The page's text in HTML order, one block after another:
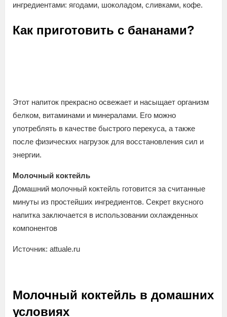
ингредиентами: ягодами, шоколадом, сливками, кофе.
Как приготовить с бананами?
Этот напиток прекрасно освежает и насыщает организм
белком, витаминами и минералами. Его можно
употреблять в качестве быстрого перекуса, а также
после физических нагрузок для восстановления сил и
энергии.
Молочный коктейль
Домашний молочный коктейль готовится за считанные
минуты из простейших ингредиентов. Секрет вкусного
напитка заключается в использовании охлажденных
компонентов
Источник: attuale.ru
Молочный коктейль в домашних
условиях